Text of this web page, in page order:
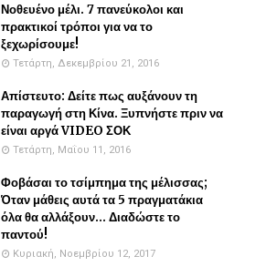
Νοθευένο μέλι. 7 πανεύκολοι και
πρακτικοί τρόποι για να το
ξεχωρίσουμε!
Τετάρτη, Δεκεμβρίου 21, 2016
Απίστευτο: Δείτε πως αυξάνουν τη
παραγωγή στη Κίνα. Ξυπνήστε πριν να
είναι αργά VIDEO ΣΟΚ
Τετάρτη, Μαΐου 11, 2016
Φοβάσαι το τσίμπημα της μέλισσας;
Όταν μάθεις αυτά τα 5 πραγματάκια
όλα θα αλλάξουν... Διαδώστε το
παντού!
Κυριακή, Νοεμβρίου 12, 2017